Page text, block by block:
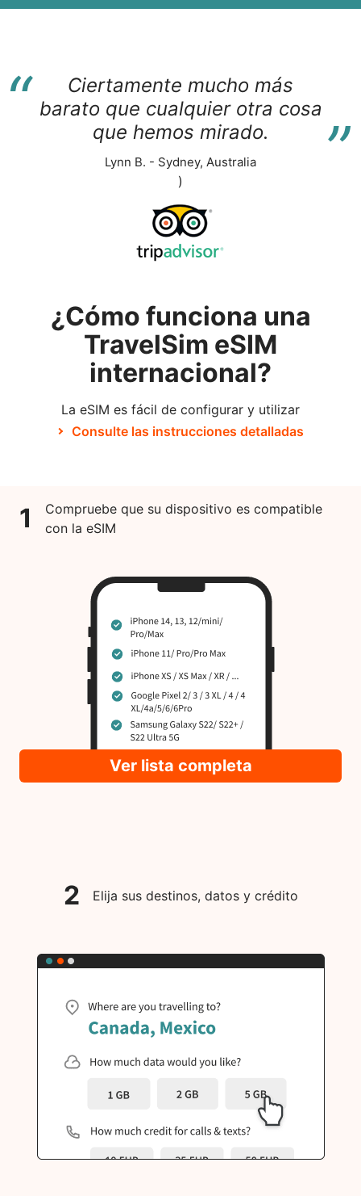
“
Ciertamente mucho más
barato que cualquier otra cosa
que hemos mirado.
“
Lynn B. - Sydney, Australia
)
¿Cómo funciona una
TravelSim eSIM
internacional?
La eSIM es fácil de configurar y utilizar
Consulte las instrucciones detalladas
1
Compruebe que su dispositivo es compatible
con la eSIM
Ver lista completa
2 Elija sus destinos, datos y crédito